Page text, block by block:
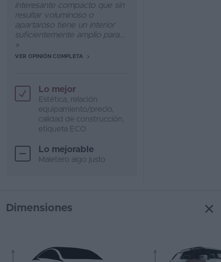
interesante compacto que sin
resultar voluminoso o
apartaroso tiene un interior
suficientemente amplio para...
»
VER OPINIÓN COMPLETA
Lo mejor
Estética, relación
equipamiento/precio,
calidad de construcción,
etiqueta ECO
Lo mejorable
Maletero algo justo
Dimensiones